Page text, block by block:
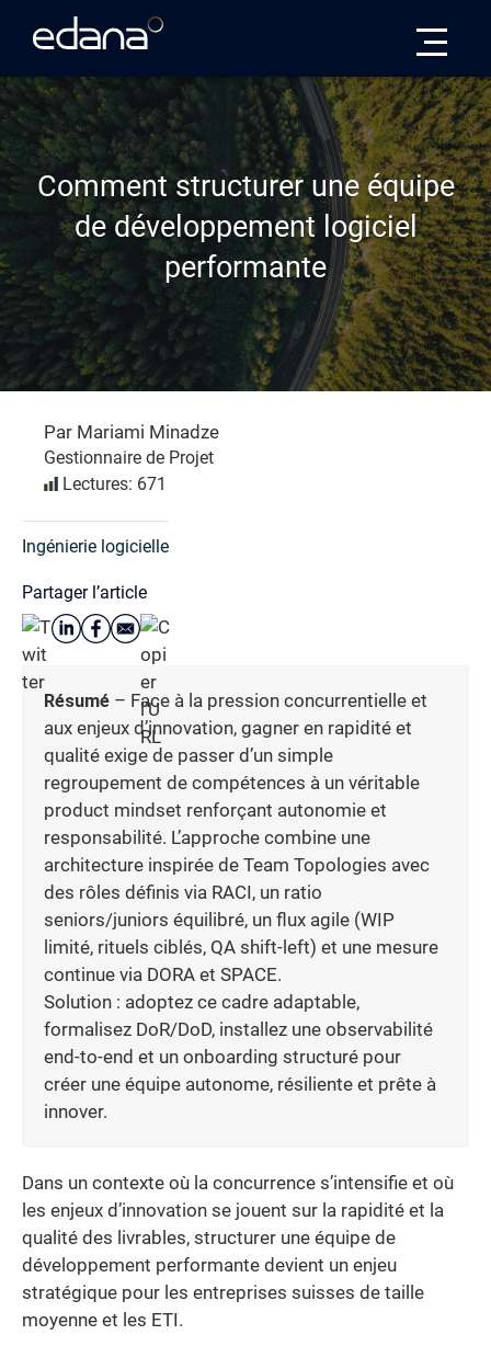
Comment structurer une équipe
de développement logiciel
performante
Par Mariami Minadze
Gestionnaire de Projet
Lectures: 671
Ingénierie logicielle
Partager l’article
Résumé – Face à la pression concurrentielle et
aux enjeux d’innovation, gagner en rapidité et
qualité exige de passer d’un simple
regroupement de compétences à un véritable
product mindset renforçant autonomie et
responsabilité. L’approche combine une
architecture inspirée de Team Topologies avec
des rôles définis via RACI, un ratio
seniors/juniors équilibré, un flux agile (WIP
limité, rituels ciblés, QA shift-left) et une mesure
continue via DORA et SPACE.
Solution : adoptez ce cadre adaptable,
formalisez DoR/DoD, installez une observabilité
end-to-end et un onboarding structuré pour
créer une équipe autonome, résiliente et prête à
innover.
Dans un contexte où la concurrence s’intensifie et où
les enjeux d’innovation se jouent sur la rapidité et la
qualité des livrables, structurer une équipe de
développement performante devient un enjeu
stratégique pour les entreprises suisses de taille
moyenne et les ETI.